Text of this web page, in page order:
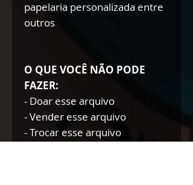
papelaria personalizada entre
outros
O QUE VOCÊ NÃO PODE
FAZER:
- Doar esse arquivo
- Vender esse arquivo
- Trocar esse arquivo